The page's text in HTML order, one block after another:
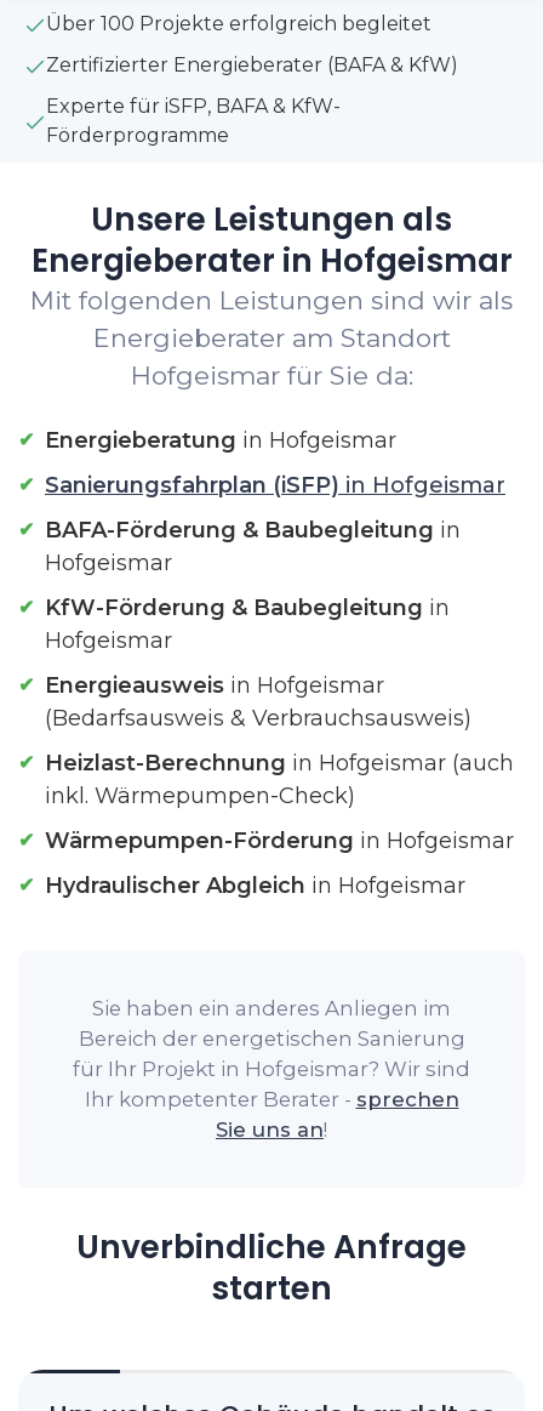
Über 100 Projekte erfolgreich begleitet
Zertifizierter Energieberater (BAFA & KfW)
Experte für iSFP, BAFA & KfW-
Förderprogramme
Unsere Leistungen als
Energieberater in Hofgeismar
Mit folgenden Leistungen sind wir als
Energieberater am Standort
Hofgeismar für Sie da:
Energieberatung in Hofgeismar
Sanierungsfahrplan (iSFP) in Hofgeismar
BAFA-Förderung & Baubegleitung in
Hofgeismar
KfW-Förderung & Baubegleitung in
Hofgeismar
Energieausweis in Hofgeismar
(Bedarfsausweis & Verbrauchsausweis)
Heizlast-Berechnung in Hofgeismar (auch
inkl. Wärmepumpen-Check)
Wärmepumpen-Förderung in Hofgeismar
Hydraulischer Abgleich in Hofgeismar
Sie haben ein anderes Anliegen im
Bereich der energetischen Sanierung
für Ihr Projekt in Hofgeismar? Wir sind
Ihr kompetenter Berater - sprechen
Sie uns an!
Unverbindliche Anfrage
starten